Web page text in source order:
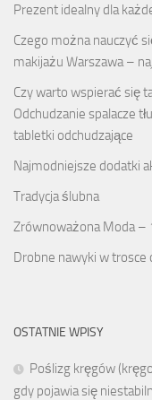
Prezent idealny dla
Czego można nauczyć
makijażu Warszawa –
Czy warto wspierać się
Odchudzanie spalacze
tabletki odchudzające
Najmodniejsze dodatki
Tradycja ślubna
Zrównoważona Moda –
Drobne nawyki w trosce
OSTATNIE WPISY
Poślizg kręgów
gdy pojawia się